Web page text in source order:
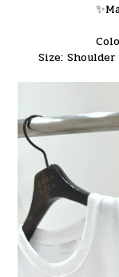
Size: